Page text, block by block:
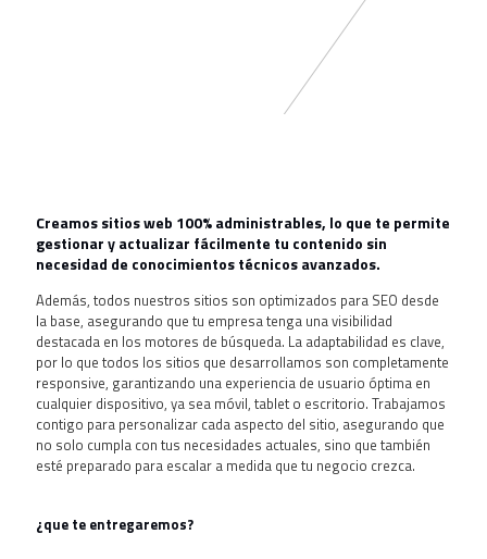
Creamos sitios web 100% administrables, lo que te permite
gestionar y actualizar fácilmente tu contenido sin
necesidad de conocimientos técnicos avanzados.
Además, todos nuestros sitios son optimizados para SEO desde
la base, asegurando que tu empresa tenga una visibilidad
destacada en los motores de búsqueda. La adaptabilidad es clave,
por lo que todos los sitios que desarrollamos son completamente
responsive, garantizando una experiencia de usuario óptima en
cualquier dispositivo, ya sea móvil, tablet o escritorio. Trabajamos
contigo para personalizar cada aspecto del sitio, asegurando que
no solo cumpla con tus necesidades actuales, sino que también
esté preparado para escalar a medida que tu negocio crezca.
¿que te entregaremos?